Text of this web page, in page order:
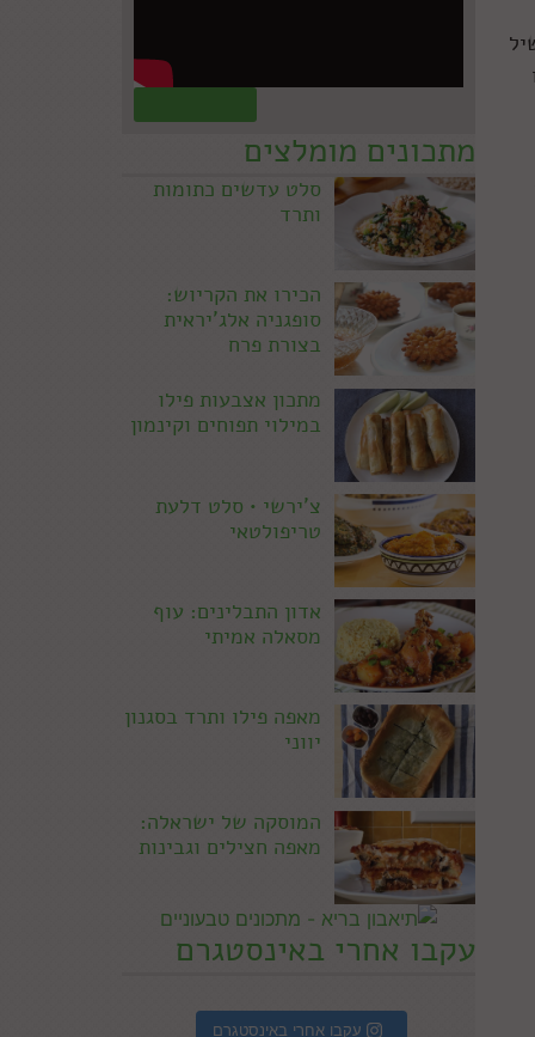
מתכונים מומלצים
סלט עדשים כתומות
ותרד
הכירו את הקריוש:
סופגניה אלג'יראית
בצורת פרח
מתכון אצבעות פילו
במילוי תפוחים וקינמון
צ'ירשי • סלט דלעת
טריפולטאי
אדון התבלינים: עוף
מסאלה אמיתי
מאפה פילו ותרד בסגנון
יווני
המוסקה של ישראלה:
מאפה חצילים וגבינות
עקבו אחרי באינסטגרם
עקבו אחרי באינסטגרם